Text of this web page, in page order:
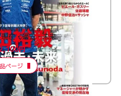
Vol.3
在・過去・未来
円
ページ